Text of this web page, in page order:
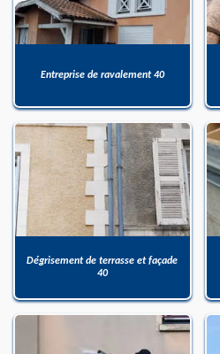
Entreprise de ravalement 40
Dégrisement de terrasse et façade
40